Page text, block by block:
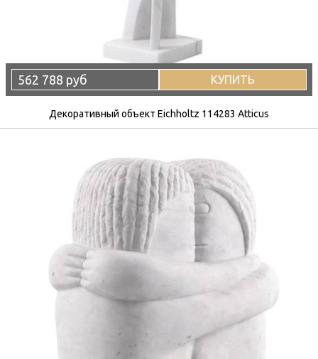
562 788 руб КУПИТЬ
Декоративный объект Eichholtz 114283 Atticus